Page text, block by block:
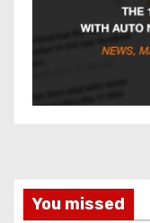
You missed